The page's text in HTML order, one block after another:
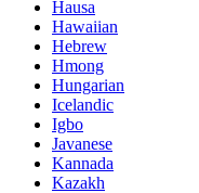
Hausa
Hawaiian
Hebrew
Hmong
Hungarian
Icelandic
Igbo
Javanese
Kannada
Kazakh